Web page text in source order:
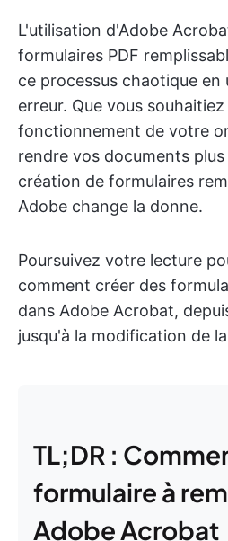
L'utilisation d'Adobe
formulaires PDF
ce processus chaotique en
erreur. Que vous
fonctionnement de votre
rendre vos documents
création de formulaires
Adobe change la donne.
Poursuivez votre lecture
comment créer des
dans Adobe Acrobat,
jusqu'à la modification de
TL;DR :
formulaire à
Adobe Acrobat